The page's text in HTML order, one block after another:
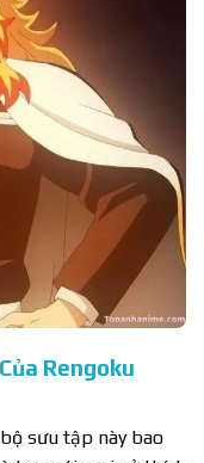
Rengoku
sưu tập này bao